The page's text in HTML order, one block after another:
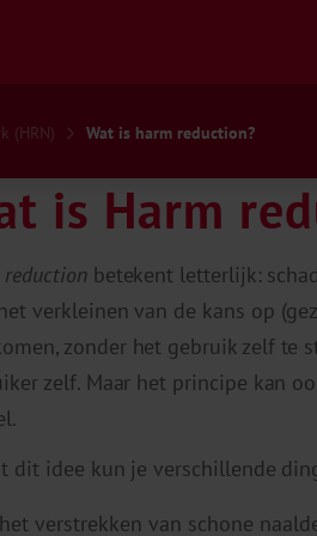
(HRN) Wat is harm reduction?
is Harm
reductionbetekent letterlijk:
verkleinen van de kans op
zonder het gebruik zelf te
zelf. Maar het principe kan
dit idee kun je verschillende
het verstrekken van schone